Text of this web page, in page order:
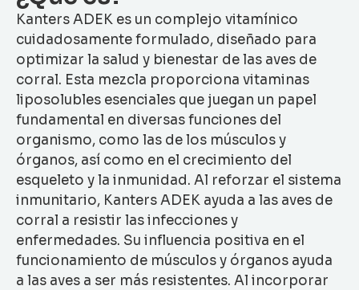
Kanters ADEK es un complejo vitamínico
cuidadosamente formulado, diseñado para
optimizar la salud y bienestar de las aves de
corral. Esta mezcla proporciona vitaminas
liposolubles esenciales que juegan un papel
fundamental en diversas funciones del
organismo, como las de los músculos y
órganos, así como en el crecimiento del
esqueleto y la inmunidad. Al reforzar el sistema
inmunitario, Kanters ADEK ayuda a las aves de
corral a resistir las infecciones y
enfermedades. Su influencia positiva en el
funcionamiento de músculos y órganos ayuda
a las aves a ser más resistentes. Al incorporar